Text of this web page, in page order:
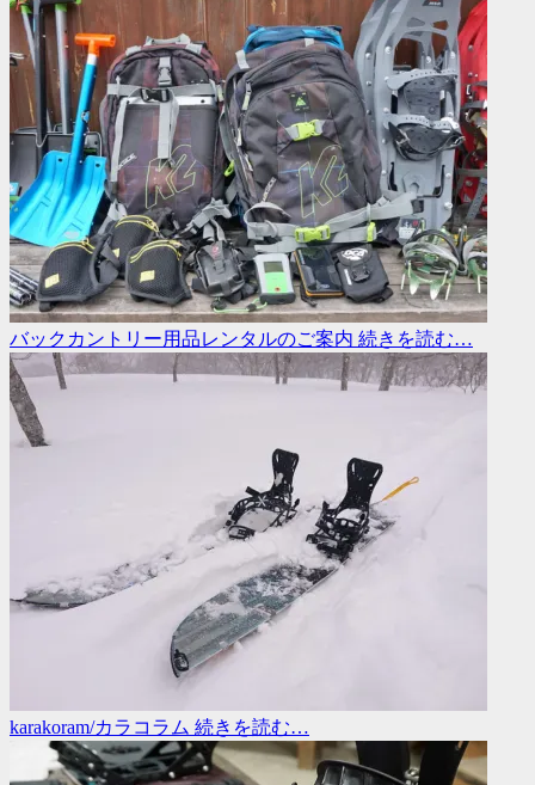
バックカントリー用品レンタルのご案内 続きを読む…
karakoram/カラコラム 続きを読む…